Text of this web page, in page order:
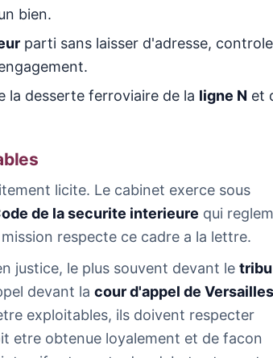
bien.
parti sans laisser d'adresse,
la desserte ferroviaire de la ligne N et
licite. Le cabinet exerce sous
de la securite interieure qui
respecte ce cadre a la lettre.
justice, le plus souvent devant le
devant lacour d'appel de
exploitables, ils doivent respecter
etre obtenue loyalement et de facon